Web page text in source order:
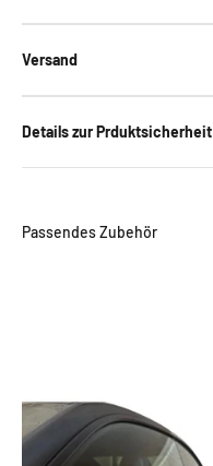
Versand
Details zur Prduktsicherheit
Passendes Zubehör